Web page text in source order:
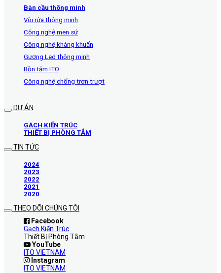
Bàn cầu thông minh
Vòi rửa thông minh
Công nghệ men sứ
Công nghệ kháng khuẩn
Gương Led thông minh
Bồn tắm ITO
Công nghệ chống trơn trượt
DỰ ÁN
GẠCH KIẾN TRÚC
THIẾT BỊ PHÒNG TẮM
TIN TỨC
2024
2023
2022
2021
2020
THEO DÕI CHÚNG TÔI
Facebook
Gạch Kiến Trúc
Thiết Bị Phòng Tắm
YouTube
ITO VIETNAM
Instagram
ITO VIETNAM